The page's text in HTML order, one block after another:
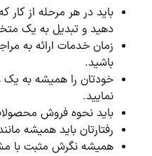
باید در هر مرحله از کار
دهید و تبدیل به یک
زمان خدمات ارائه به
باشید.
خودتان را همیشه به یک
نمایید.
باید نحوه فروش
رفتارتان باید همیشه
همیشه نگرش مثبت با